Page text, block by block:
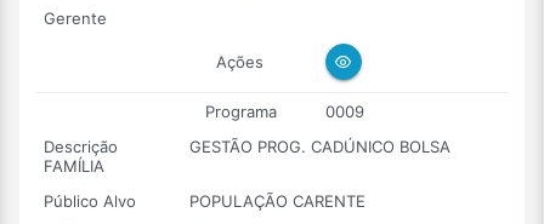
Gerente
Ações
Programa
0009
Descrição
GESTÃO PROG. CADÚNICO BOLSA
FAMÍLIA
Público Alvo
POPULAÇÃO CARENTE